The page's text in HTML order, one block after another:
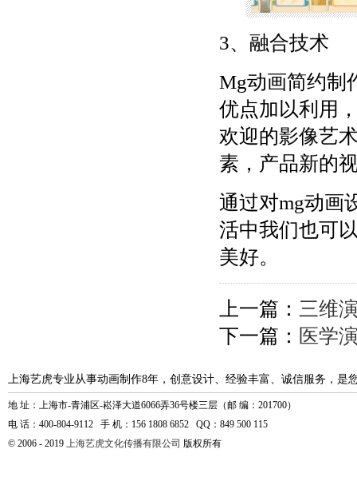
3、融合技术
Mg动画简约制
优点加以利用
欢迎的影像艺
素，产品新的
通过对mg动画
活中我们也可
美好。
上一篇： 三维
下一篇： 医学
上海艺虎专业从事动画制作8年，创意设计、经验丰富、诚信服务，是
地 址：上海市-青浦区-崧泽大道6066弄36号楼三层（邮 编：201700）
电 话：400-804-9112 手 机：156 1808 6852 QQ：849 500 115
© 2006 - 2019 上海艺虎文化传播有限公司 版权所有